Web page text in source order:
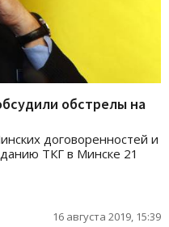
обстрелы на
договоренностей и
ТКГ в Минске 21
16 августа 2019, 15:39